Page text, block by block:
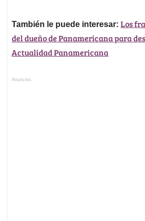
También le puede interesar: Los
del dueño de Panamericana para
Actualidad Panamericana
Anuncios.